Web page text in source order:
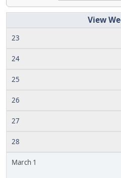
23
24
25
26
27
28
March 1